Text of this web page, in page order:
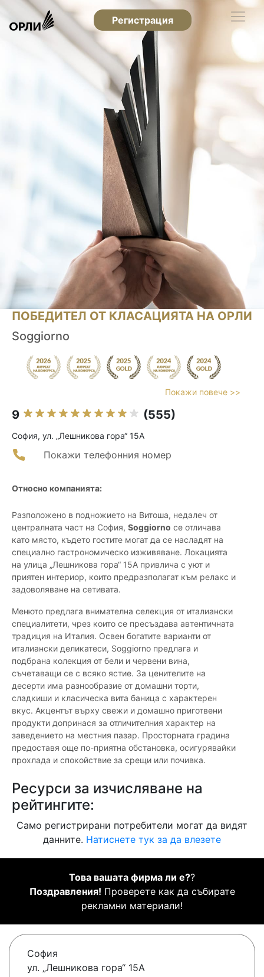
Регистрация
ПОБЕДИТЕЛ ОТ КЛАСАЦИЯТА НА ОРЛИ
Soggiorno
Покажи повече >>
9 (555)
София, ул. „Лешникова гора“ 15А
Покажи телефонния номер
Относно компанията:
Разположено в подножието на Витоша, недалеч от
централната част на София, Soggiorno се отличава
като място, където гостите могат да се насладят на
специално гастрономическо изживяване. Локацията
на улица „Лешникова гора“ 15А привлича с уют и
приятен интериор, които предразполагат към релакс и
задоволяване на сетивата.
Менюто предлага внимателна селекция от италиански
специалитети, чрез които се пресъздава автентичната
традиция на Италия. Освен богатите варианти от
италиански деликатеси, Soggiorno предлага и
подбрана колекция от бели и червени вина,
съчетаващи се с всяко ястие. За ценителите на
десерти има разнообразие от домашни торти,
сладкиши и класическа вита баница с характерен
вкус. Акцентът върху свежи и домашно приготвени
продукти допринася за отличителния характер на
заведението на местния пазар. Просторната градина
предоставя още по-приятна обстановка, осигурявайки
прохлада и спокойствие за срещи или почивка.
Ресурси за изчисляване на
рейтингите:
Само регистрирани потребители могат да видят
данните. Натиснете тук за да влезете
Това вашата фирма ли е??
Поздравления! Проверете как да събирате
рекламни материали!
София
ул. „Лешникова гора“ 15А